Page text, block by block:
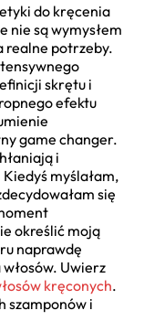
do kręcenia
nie są wymysłem
realne potrzeby.
skrętu i
efektu
game changer.
i
myślałam,
się
określić moją
naprawdę
Uwierz
kręconych.
szamponów i